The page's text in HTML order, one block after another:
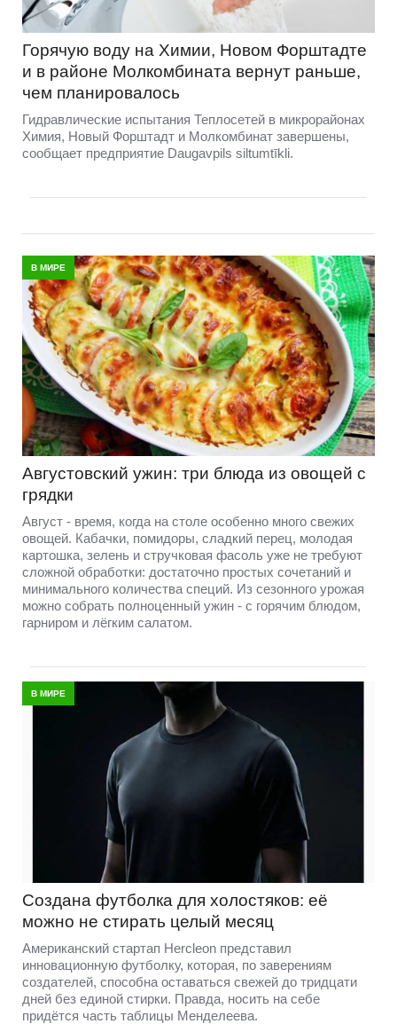
Горячую воду на Химии, Новом Форштадте
и в районе Молкомбината вернут раньше,
чем планировалось
Гидравлические испытания Теплосетей в микрорайонах
Химия, Новый Форштадт и Молкомбинат завершены,
сообщает предприятие Daugavpils siltumtīkli.
В МИРЕ
Августовский ужин: три блюда из овощей с
грядки
Август - время, когда на столе особенно много свежих
овощей. Кабачки, помидоры, сладкий перец, молодая
картошка, зелень и стручковая фасоль уже не требуют
сложной обработки: достаточно простых сочетаний и
минимального количества специй. Из сезонного урожая
можно собрать полноценный ужин - с горячим блюдом,
гарниром и лёгким салатом.
В МИРЕ
Создана футболка для холостяков: её
можно не стирать целый месяц
Американский стартап Hercleon представил
инновационную футболку, которая, по заверениям
создателей, способна оставаться свежей до тридцати
дней без единой стирки. Правда, носить на себе
придётся часть таблицы Менделеева.